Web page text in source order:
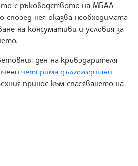
с ръководството на МБАЛ
според нея оказва необходимата
на консумативи и условия за
ден на кръводарителя
четирима дългогодишни
принос към спасяването на